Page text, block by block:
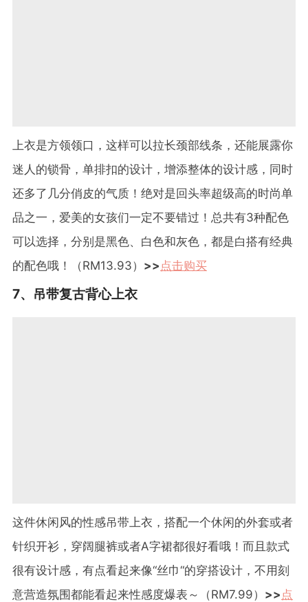
上衣是方领领口，这样可以拉长颈部线条，还能展露你
迷人的锁骨，单排扣的设计，增添整体的设计感，同时
还多了几分俏皮的气质！绝对是回头率超级高的时尚单
品之一，爱美的女孩们一定不要错过！总共有3种配色
可以选择，分别是黑色、白色和灰色，都是白搭有经典
的配色哦！（RM13.93） >> 点击购买
7、吊带复古背心上衣
这件休闲风的性感吊带上衣，搭配一个休闲的外套或者
针织开衫，穿阔腿裤或者A字裙都很好看哦！而且款式
很有设计感，有点看起来像“丝巾“的穿搭设计，不用刻
意营造氛围都能看起来性感度爆表～（RM7.99） >> 点